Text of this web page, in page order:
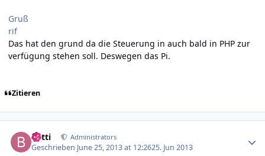
Gruß
rif
Das hat den grund da die Steuerung in auch bald in PHP zur
verfügung stehen soll. Deswegen das Pi.
Zitieren
batti Administrators
Geschrieben June 25, 2013 at 12:2625. Jun 2013